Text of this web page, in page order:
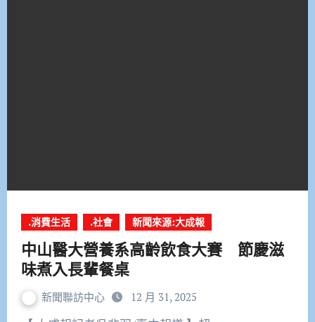
.消費生活 .社會 新聞來源:大成報
中山醫大營養系高齡飲食大賽 節慶滋
味煮入長輩餐桌
新聞聯訪中心 12 月 31, 2025